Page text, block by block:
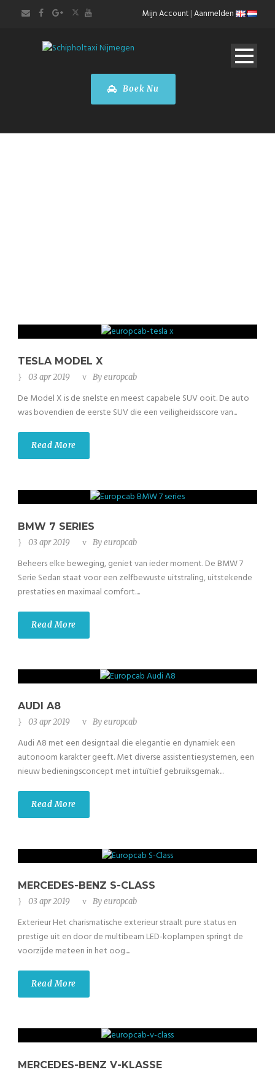
Mijn Account|Aanmelden
Boek Nu
TESLA MODEL X
03 apr 2019 Byeuropcab
De Model X is de snelste en meest capabele SUV ooit. De auto
was bovendien de eerste SUV die een veiligheidsscore van...
Read More
BMW 7 SERIES
03 apr 2019 Byeuropcab
Beheers elke beweging, geniet van ieder moment. De BMW 7
Serie Sedan staat voor een zelfbewuste uitstraling, uitstekende
prestaties en maximaal comfort....
Read More
AUDI A8
03 apr 2019 Byeuropcab
Audi A8 met een designtaal die elegantie en dynamiek een
autonoom karakter geeft. Met diverse assistentiesystemen, een
nieuw bedieningsconcept met intuïtief gebruiksgemak...
Read More
MERCEDES-BENZ S-CLASS
03 apr 2019 Byeuropcab
Exterieur Het charismatische exterieur straalt pure status en
prestige uit en door de multibeam LED-koplampen springt de
voorzijde meteen in het oog....
Read More
MERCEDES-BENZ V-KLASSE